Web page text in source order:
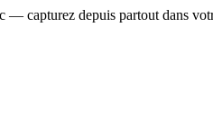
— capturez depuis partout dans